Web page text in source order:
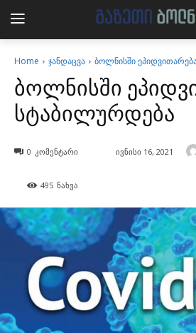
Home ჯანდაცვა ბოლნისში
ბოლნისში
სტაბილურდება
ივნისი 16, 2021
0 კომენტარი
495 ნახვა